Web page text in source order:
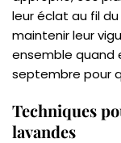
leur éclat au fil
maintenir leur
ensemble quand
septembre pour
Techniques
lavandes